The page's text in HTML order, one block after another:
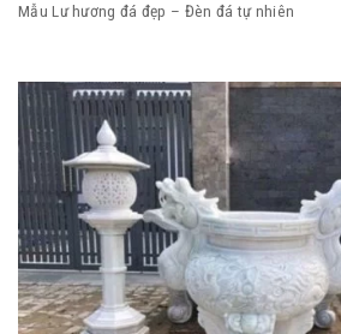
Mẫu Lư hương đá đẹp – Đèn đá tự nhiên